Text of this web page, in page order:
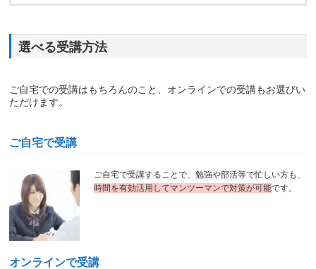
選べる受講方法
ご自宅での受講はもちろんのこと、オンラインでの受講もお選びい
ただけます。
ご自宅で受講
ご自宅で受講することで、勉強や部活等で忙しい方も、
時間を有効活用してマンツーマンで対策が可能です。
オンラインで受講